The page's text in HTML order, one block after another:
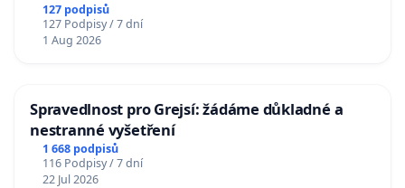
127 podpisů
127 Podpisy / 7 dní
1 Aug 2026
Spravedlnost pro Grejsí: žádáme důkladné a
nestranné vyšetření
1 668 podpisů
116 Podpisy / 7 dní
22 Jul 2026